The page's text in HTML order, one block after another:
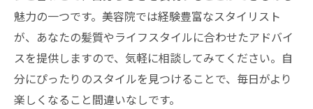
魅力の一つです。美容院では経験豊富なスタイリスト
が、あなたの髪質やライフスタイルに合わせたアドバイ
スを提供しますので、気軽に相談してみてください。自
分にぴったりのスタイルを見つけることで、毎日がより
楽しくなること間違いなしです。